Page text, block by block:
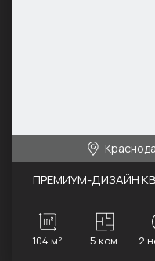
ПРЕМИУМ-ДИЗАЙН
104 м² 5 ком. 2